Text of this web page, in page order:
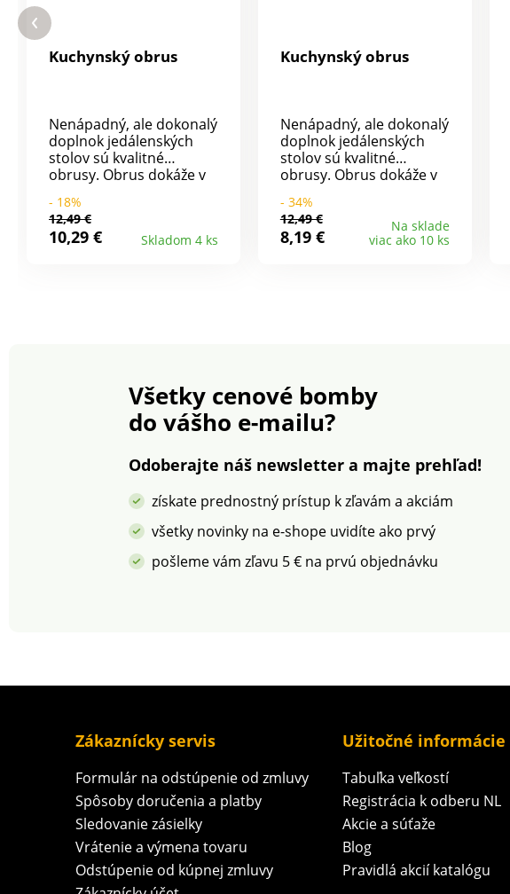
Kuchynský obrus
Nenápadný, ale dokonalý
doplnok jedálenských
stolov sú kvalitné
obrusy. Obrus dokáže v
čarovať s atmosférou a
jedlo hneď chutí ešte
lepšie. Na výber zo 7
- 18%
12,49 €
10,29 € Skladom 4 ks
Kuchynský obrus
Nenápadný, ale dokonalý
doplnok jedálenských
stolov sú kvalitné
obrusy. Obrus dokáže v
čarovať s atmosférou a
jedlo hneď chutí ešte
lepšie. Na výber zo 7
- 34%
12,49 €
8,19 €
Na sklade
viac ako 10 ks
Všetky cenové bomby
do vášho e-mailu?
Odoberajte náš newsletter a majte prehľad!
získate prednostný prístup k zľavám a akciám
všetky novinky na e-shope uvidíte ako prvý
pošleme vám zľavu 5 € na prvú objednávku
Zákaznícky servis
Formulár na odstúpenie od zmluvy
Spôsoby doručenia a platby
Sledovanie zásielky
Vrátenie a výmena tovaru
Odstúpenie od kúpnej zmluvy
Užitočné informácie
Tabuľka veľkostí
Registrácia k odberu NL
Akcie a súťaže
Blog
Pravidlá akcií katalógu